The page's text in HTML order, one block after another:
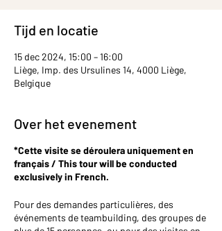
Tijd en locatie
15 dec 2024, 15:00 – 16:00
Liège, Imp. des Ursulines 14, 4000 Liège,
Belgique
Over het evenement
*Cette visite se déroulera uniquement en
français / This tour will be conducted
exclusively in French.
Pour des demandes particulières, des
événements de teambuilding, des groupes de